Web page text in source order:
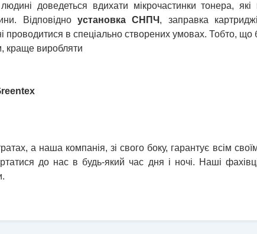
доведеться вдихати мікрочастинки тонера,
Відповідно установка СНПЧ , заправка
проводитися в спеціально створених умовах. Тобто,
краще виробляти
а наша компанія, зі свого боку, гарантує всім своїм
до нас в будь-який час дня і ночі. Наші